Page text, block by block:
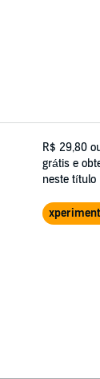
R$ 29,80
grátis e
neste título